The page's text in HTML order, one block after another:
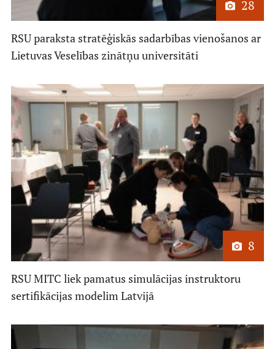
28
RSU paraksta stratēģiskās sadarbības vienošanos ar
Lietuvas Veselības zinātņu universitāti
8
RSU MITC liek pamatus simulācijas instruktoru
sertifikācijas modelim Latvijā